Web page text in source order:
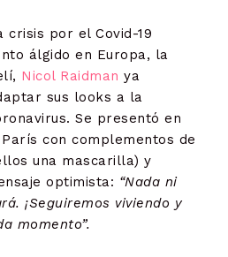
crisis por el Covid-19
álgido en Europa, la
Nicol Raidman ya
sus looks a la
Se presentó en
con complementos de
una mascarilla) y
optimista: “Nada ni
¡Seguiremos viviendo y
momento”.